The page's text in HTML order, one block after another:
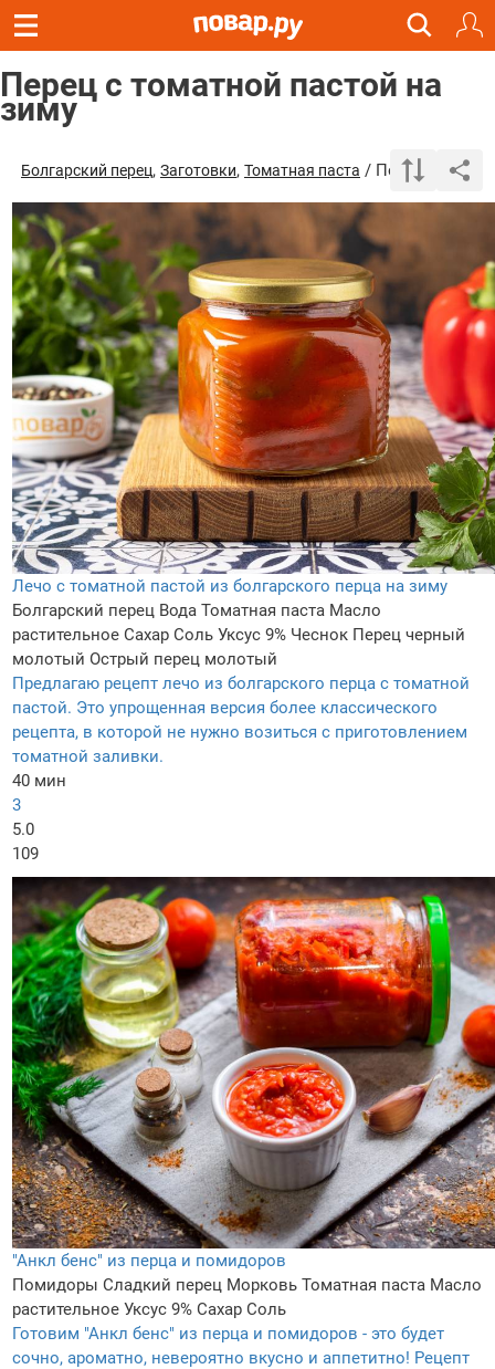
Перец с томатной пастой на
зиму
Болгарский перец, Заготовки, Томатная паста / Перец с
Лечо с томатной пастой из болгарского перца на зиму
Болгарский перец Вода Томатная паста Масло
растительное Сахар Соль Уксус 9% Чеснок Перец черный
молотый Острый перец молотый
Предлагаю рецепт лечо из болгарского перца с томатной
пастой. Это упрощенная версия более классического
рецепта, в которой не нужно возиться с приготовлением
томатной заливки.
40 мин
3
5.0
109
"Анкл бенс" из перца и помидоров
Помидоры Сладкий перец Морковь Томатная паста Масло
растительное Уксус 9% Сахар Соль
Готовим "Анкл бенс" из перца и помидоров - это будет
сочно, ароматно, невероятно вкусно и аппетитно! Рецепт